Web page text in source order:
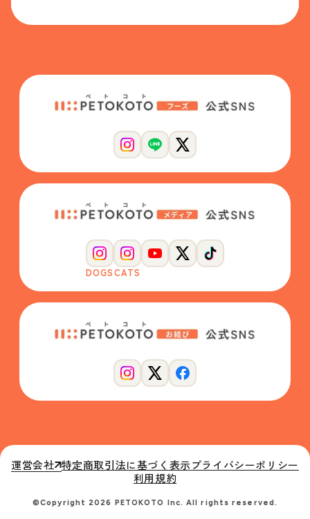
DOGSCATS
運営会社 特定商取引法に基づく表示プライバシーポリシー
利用規約
©Copyright 2026 PETOKOTO Inc. All rights reserved.